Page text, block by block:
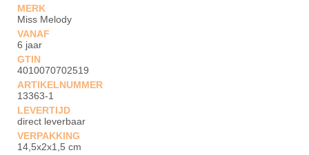
MERK
Miss Melody
VANAF
6 jaar
GTIN
4010070702519
ARTIKELNUMMER
13363-1
LEVERTIJD
direct leverbaar
VERPAKKING
14,5x2x1,5 cm